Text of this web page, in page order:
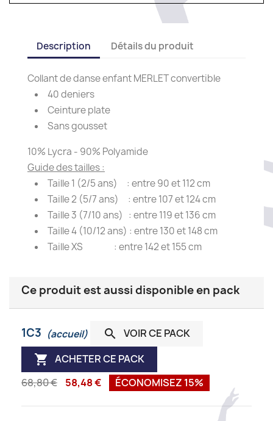
Description Détails du produit
Collant de danse enfant MERLET convertible
40 deniers
Ceinture plate
Sans gousset
10% Lycra - 90% Polyamide
Guide des tailles :
Taille 1 (2/5 ans) : entre 90 et 112 cm
Taille 2 (5/7 ans) : entre 107 et 124 cm
Taille 3 (7/10 ans) : entre 119 et 136 cm
Taille 4 (10/12 ans) : entre 130 et 148 cm
Taille XS : entre 142 et 155 cm
Ce produit est aussi disponible en pack
1C3 (accueil)  VOIR CE PACK
 ACHETER CE PACK
68,80 €
58,48 € ÉCONOMISEZ 15%